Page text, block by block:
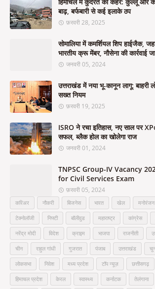
बाढ़, बर्फबारी से कई इलाके ठप
फ़रवरी 28, 2025
सोमालिया में कमर्शियल शिप हाईजैक,
भारतीय क्रू मेंबर, नौसेना की कार्रवाई
जनवरी 05, 2024
उत्तराखंड में नया भू-कानून लागू: बाहरी
सख्त नियम
फ़रवरी 19, 2025
ISRO ने रचा इतिहास, नए साल पर
सफल, ब्लैक होल का खोलेगा राज
जनवरी 01, 2024
TNPSC Group-IV Vacancy
for Civil Services Exam
फ़रवरी 05, 2024
करिअर नौकरी बिजनेस भारत खेल मनोरंजन
टेक्नोलॉजी निफ्टी बॉलीवुड महाराष्ट्र कांग्रेस
नरेंद्र मोदी विदेश क्राइम भाजपा राजनीती
चीन राहुल गांधी गुजरात पंजाब उत्तराखंड
लोकसभा निवेश मध्य प्रदेश टॉप न्यूज़ छत्तीसगढ़
हिमाचल प्रदेश केरल स्वास्थ्य कर्नाटक तेलंगाना